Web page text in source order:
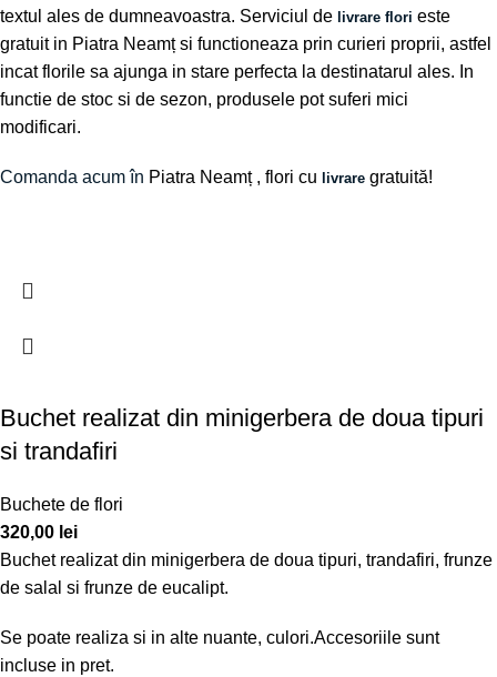
textul ales de dumneavoastra. Serviciul de livrare flori este
gratuit in Piatra Neamț si functioneaza prin curieri proprii, astfel
incat florile sa ajunga in stare perfecta la destinatarul ales. In
functie de stoc si de sezon, produsele pot suferi mici
modificari.
Comanda acum în Piatra Neamț, flori cu livrare gratuită!
Buchet realizat din minigerbera de doua tipuri
si trandafiri
Buchete de flori
320,00 lei
Buchet realizat din minigerbera de doua tipuri, trandafiri, frunze
de salal si frunze de eucalipt.
Se poate realiza si in alte nuante, culori.Accesoriile sunt
incluse in pret.